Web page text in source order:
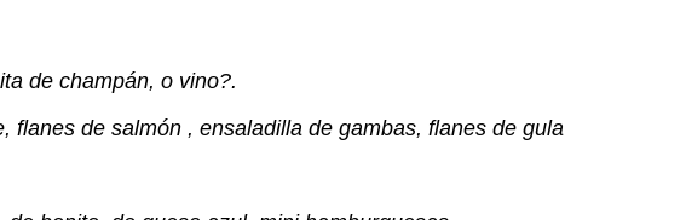
de champán, o vino?.
flanes de salmón , ensaladilla de gambas, flanes de gula